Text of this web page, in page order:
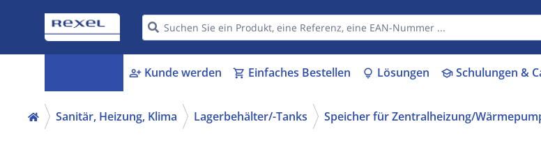
person_add Kunde werden shopping_cart Einfaches Bestellen lightbulb Lösungen schoolSchulungen &
Sanitär, Heizung, Klima Lagerbehälter/-Tanks Speicher für Zentralheizung/